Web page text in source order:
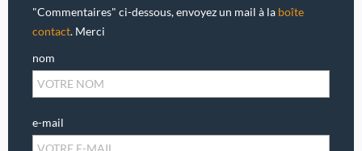
"Commentaires" ci-dessous, envoyez un mail à la boîte
contact. Merci
nom
e-mail